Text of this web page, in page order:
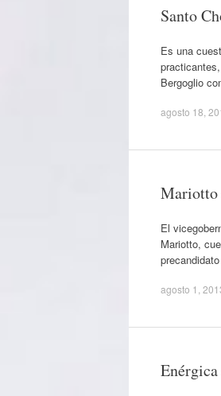
Santo
Es una
Bergoglio
agosto 18,
Mariotto
El
Mariotto,
agosto 1,